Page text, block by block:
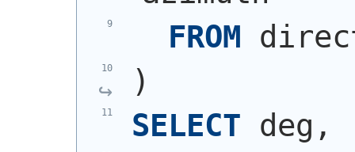
FROM
)
SELECT deg,